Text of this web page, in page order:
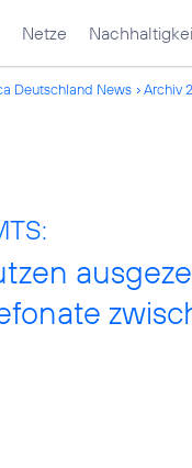
Netze
Deutschland News Archiv